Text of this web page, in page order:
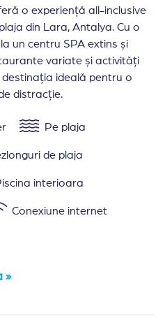
o experiență all-inclusive
din Lara, Antalya. Cu o
un centru SPA extins și
variate și activități
ideală pentru o
distracție.
Pe plaja
de plaja
interioara
Conexiune internet
»